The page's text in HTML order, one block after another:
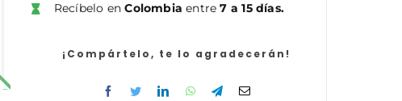
E2)
del
Temario
Recíbelo enColombia entre7 a 15 días.
¡Compártelo, te lo agradecerán!